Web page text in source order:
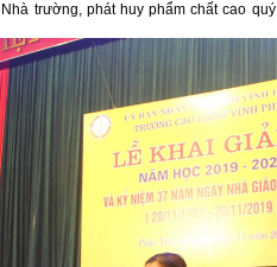
trường, phát huy phẩm chất cao